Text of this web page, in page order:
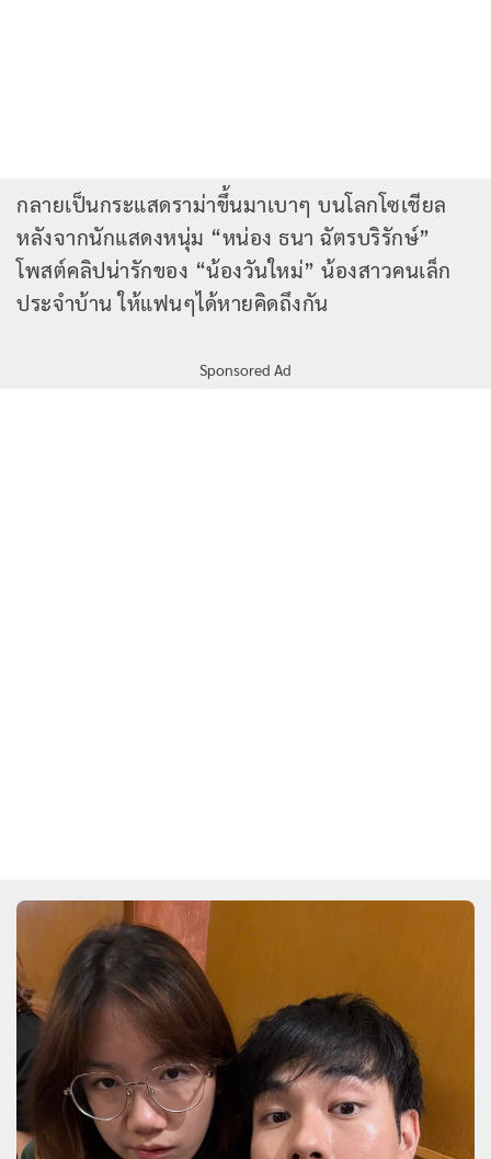
กลายเป็นกระแสดราม่าขึ้นมาเบาๆ บนโลกโซเชียล
หลังจากนักแสดงหนุ่ม “หน่อง ธนา ฉัตรบริรักษ์”
โพสต์คลิปน่ารักของ “น้องวันใหม่” น้องสาวคนเล็ก
ประจำบ้าน ให้แฟนๆได้หายคิดถึงกัน
Sponsored Ad